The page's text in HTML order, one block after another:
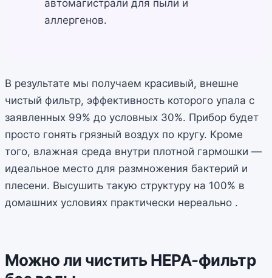
автомагистрали для пыли и
аллергенов.
В результате мы получаем красивый, внешне
чистый фильтр, эффективность которого упала с
заявленных 99% до условных 30%. Прибор будет
просто гонять грязный воздух по кругу. Кроме
того, влажная среда внутри плотной гармошки —
идеальное место для размножения бактерий и
плесени. Высушить такую структуру на 100% в
домашних условиях практически нереально .
Можно ли чистить HEPA-фильтр